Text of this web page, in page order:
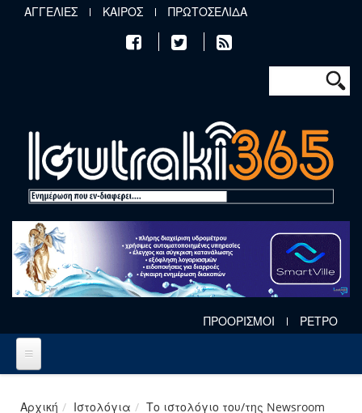
Παράκαμψη προς το κυρίως περιεχόμενο
ΑΓΓΕΛΙΕΣ ΚΑΙΡΟΣ ΠΡΩΤΟΣΕΛΙΔΑ
Φόρμα
Αναζήτηση
ΠΡΟΟΡΙΣΜΟΙ ΡΕΤΡΟ
Αρχική Ιστολόγια
Το ιστολόγιο του/της Newsroom